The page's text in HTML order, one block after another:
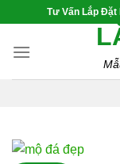
content
Tư Vấn Lắp Đặt